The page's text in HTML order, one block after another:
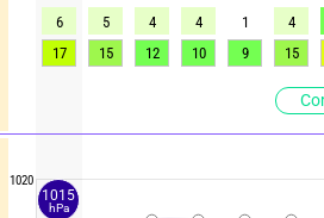
1020
6
5 4 4 1 4
17
15 12 10 9 15
1015
hPa